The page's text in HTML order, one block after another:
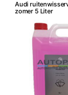
Audi
zomer 5 Liter